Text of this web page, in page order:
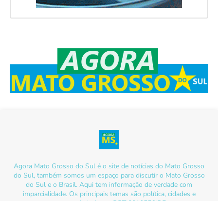
Agora Mato Grosso do Sul é o site de notícias do Mato Grosso
do Sul, também somos um espaço para discutir o Mato Grosso
do Sul e o Brasil. Aqui tem informação de verdade com
imparcialidade. Os principais temas são política, cidades e